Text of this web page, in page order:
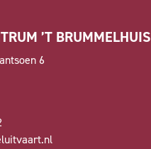
’T BRUMMELHUIS
6